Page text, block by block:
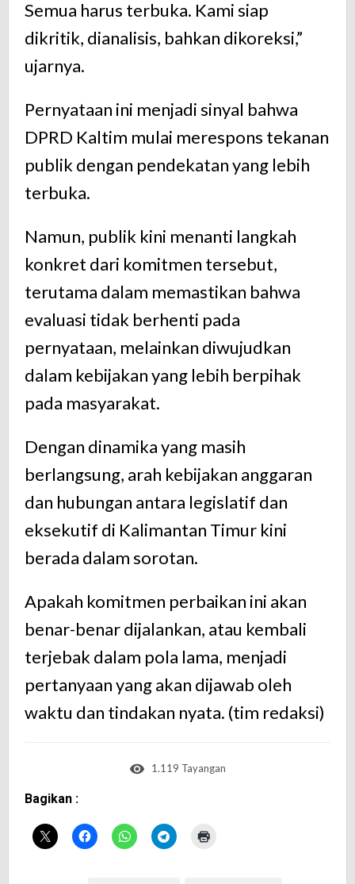
Semua harus terbuka. Kami siap
dikritik, dianalisis, bahkan dikoreksi,”
ujarnya.
Pernyataan ini menjadi sinyal bahwa
DPRD Kaltim mulai merespons tekanan
publik dengan pendekatan yang lebih
terbuka.
Namun, publik kini menanti langkah
konkret dari komitmen tersebut,
terutama dalam memastikan bahwa
evaluasi tidak berhenti pada
pernyataan, melainkan diwujudkan
dalam kebijakan yang lebih berpihak
pada masyarakat.
Dengan dinamika yang masih
berlangsung, arah kebijakan anggaran
dan hubungan antara legislatif dan
eksekutif di Kalimantan Timur kini
berada dalam sorotan.
Apakah komitmen perbaikan ini akan
benar-benar dijalankan, atau kembali
terjebak dalam pola lama, menjadi
pertanyaan yang akan dijawab oleh
waktu dan tindakan nyata. (tim redaksi)
1.119 Tayangan
Bagikan :